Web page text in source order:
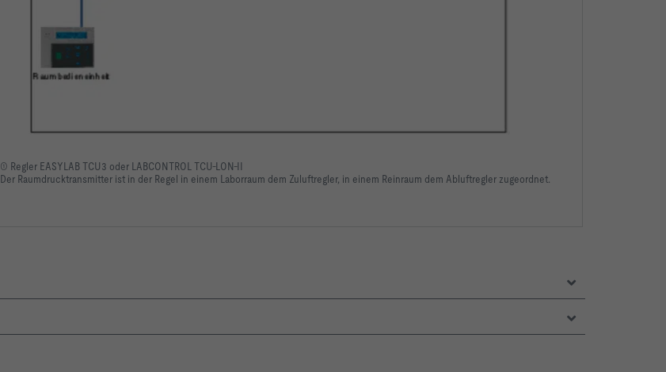
① Regler EASYLAB TCU3 oder LABCONTROL TCU-LON-II
Der Raumdrucktransmitter ist in der Regel in einem Laborraum dem Zuluftregler, in einem Reinraum dem Abluftregler zugeordnet.